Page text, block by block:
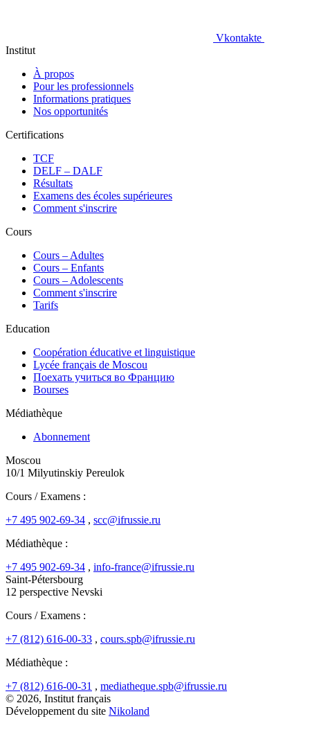
Vkontakte
Institut
À propos
Pour les professionnels
Informations pratiques
Nos opportunités
Certifications
TCF
DELF – DALF
Résultats
Examens des écoles supérieures
Comment s'inscrire
Cours
Сours – Adultes
Cours – Enfants
Cours – Adolescents
Comment s'inscrire
Tarifs
Education
Coopération éducative et linguistique
Lycée français de Moscou
Поехать учиться во Францию
Bourses
Médiathèque
Abonnement
Moscou
10/1 Milyutinskiy Pereulok
Cours / Examens :
+7 495 902-69-34 , scc@ifrussie.ru
Médiathèque :
+7 495 902-69-34 , info-france@ifrussie.ru
Saint-Pétersbourg
12 perspective Nevski
Cours / Examens :
+7 (812) 616-00-33 , cours.spb@ifrussie.ru
Médiathèque :
+7 (812) 616-00-31 , mediatheque.spb@ifrussie.ru
© 2026, Institut français
Développement du site Nikoland